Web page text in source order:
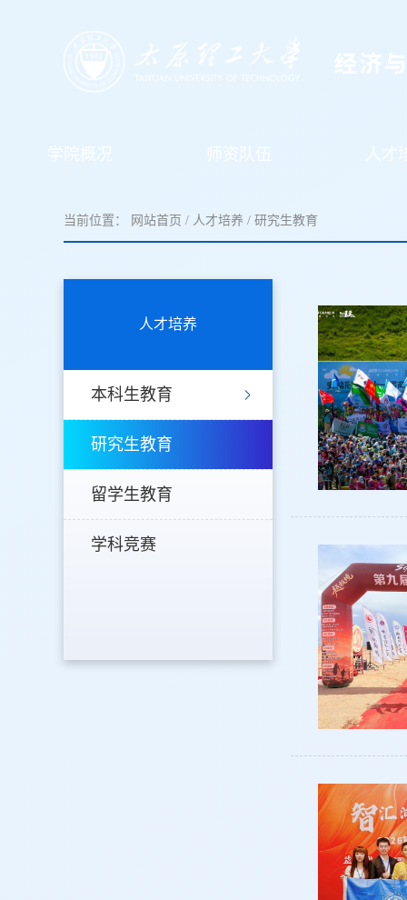
学院概况 师资队伍 人才
当前位置： 网站首页 / 人才培养 / 研究生教育
人才培养
本科生教育
研究生教育
留学生教育
学科竞赛